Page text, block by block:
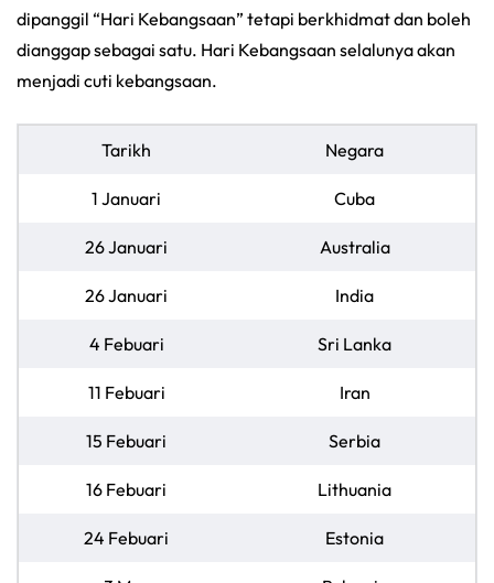
dipanggil “Hari Kebangsaan” tetapi berkhidmat dan boleh
dianggap sebagai satu. Hari Kebangsaan selalunya akan
menjadi cuti kebangsaan.
Tarikh Negara
1 Januari Cuba
26 Januari Australia
26 Januari India
4 Febuari Sri Lanka
11 Febuari Iran
15 Febuari Serbia
16 Febuari Lithuania
24 Febuari Estonia